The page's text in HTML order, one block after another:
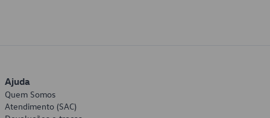
Ajuda
Quem Somos
Atendimento (SAC)